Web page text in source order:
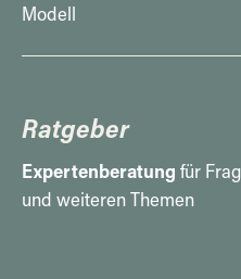
Modell
Ratgeber
Expertenberatung für
und weiteren Themen